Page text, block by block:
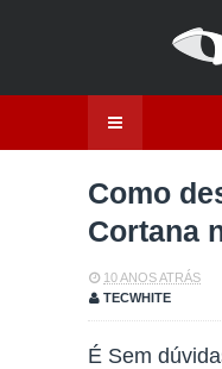
Como
Cortana
10 ANOS ATRÁS
TECWHITE
É Sem